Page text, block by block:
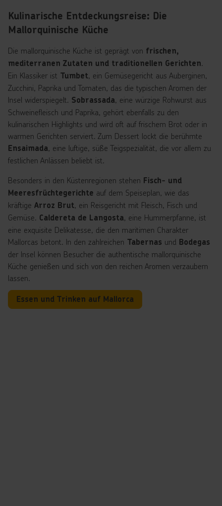
Kulinarische Entdeckungsreise: Die
Mallorquinische Küche
Die mallorquinische Küche ist geprägt von frischen,
mediterranen Zutaten und traditionellen Gerichten.
Ein Klassiker ist Tumbet, ein Gemüsegericht aus Auberginen,
Zucchini, Paprika und Tomaten, das die typischen Aromen der
Insel widerspiegelt. Sobrassada, eine würzige Rohwurst aus
Schweinefleisch und Paprika, gehört ebenfalls zu den
kulinarischen Highlights und wird oft auf frischem Brot oder in
warmen Gerichten serviert. Zum Dessert lockt die berühmte
Ensaimada, eine luftige, süße Teigspezialität, die vor allem zu
festlichen Anlässen beliebt ist.
Besonders in den Küstenregionen stehen Fisch- und
Meeresfrüchtegerichte auf dem Speiseplan, wie das
kräftige Arroz Brut, ein Reisgericht mit Fleisch, Fisch und
Gemüse. Caldereta de Langosta, eine Hummerpfanne, ist
eine exquisite Delikatesse, die den maritimen Charakter
Mallorcas betont. In den zahlreichen Tabernas und Bodegas
der Insel können Besucher die authentische mallorquinische
Küche genießen und sich von den reichen Aromen verzaubern
lassen.
Essen und Trinken auf Mallorca